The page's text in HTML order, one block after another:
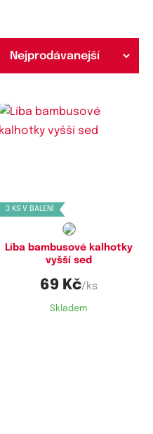
3 KS V BALENÍ
Líba bambusové kalhotky
vyšší sed
69 Kč/ks
Skladem